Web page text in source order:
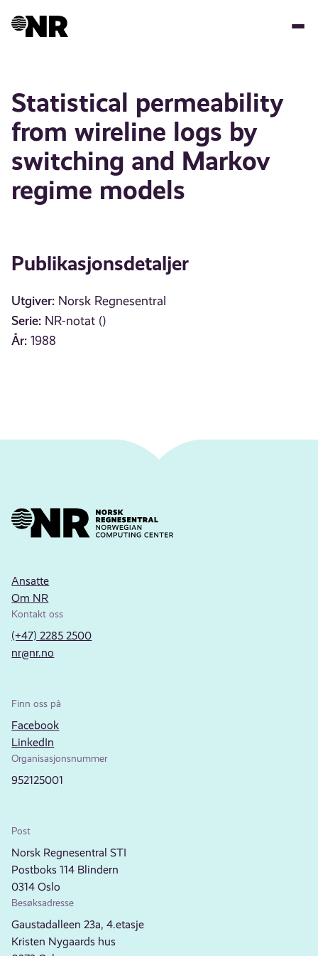
Statistical permeability
from wireline logs by
switching and Markov
regime models
Publikasjonsdetaljer
Utgiver: Norsk Regnesentral
Serie: NR-notat ()
År: 1988
Ansatte
Om NR
Kontakt oss
(+47) 2285 2500
nr@nr.no
Finn oss på
Facebook
LinkedIn
Organisasjonsnummer
952125001
Post
Norsk Regnesentral STI
Postboks 114 Blindern
0314 Oslo
Besøksadresse
Gaustadalleen 23a, 4.etasje
Kristen Nygaards hus